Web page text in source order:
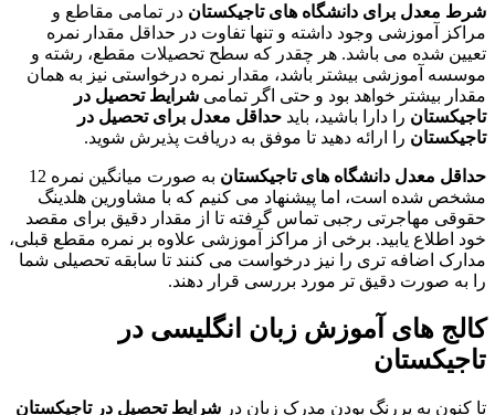
شرط معدل برای دانشگاه های تاجیکستان در تمامی مقاطع و
مراکز آموزشی وجود داشته و تنها تفاوت در حداقل مقدار نمره
تعیین شده می باشد. هر چقدر که سطح تحصیلات مقطع، رشته و
موسسه آموزشی بیشتر باشد، مقدار نمره درخواستی نیز به همان
مقدار بیشتر خواهد بود و حتی اگر تمامی شرایط تحصیل در
تاجیکستان را دارا باشید، باید حداقل معدل برای تحصیل در
تاجیکستان را ارائه دهید تا موفق به دریافت پذیرش شوید.
حداقل معدل دانشگاه های تاجیکستان
به صورت میانگین نمره 12
مشخص شده است، اما پیشنهاد می کنیم که با مشاورین هلدینگ
حقوقی مهاجرتی رجبی تماس گرفته تا از مقدار دقیق برای مقصد
خود اطلاع یابید. برخی از مراکز آموزشی علاوه بر نمره مقطع قبلی،
مدارک اضافه تری را نیز درخواست می کنند تا سابقه تحصیلی شما
را به صورت دقیق تر مورد بررسی قرار دهند.
کالج های آموزش زبان انگلیسی در
تاجیکستان
تا کنون به پررنگ بودن مدرک زبان در شرایط تحصیل در تاجیکستان